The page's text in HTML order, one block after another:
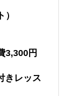
3,300円
きレッス